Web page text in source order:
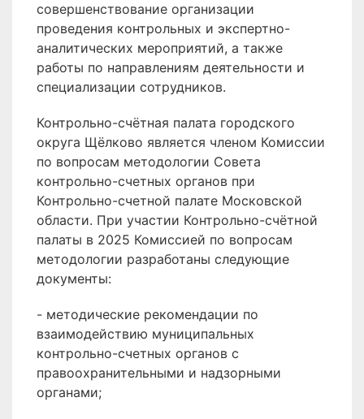
совершенствование организации
проведения контрольных и экспертно-
аналитических мероприятий, а также
работы по направлениям деятельности и
специализации сотрудников.
Контрольно-счётная палата городского
округа Щёлково является членом Комиссии
по вопросам методологии Совета
контрольно-счетных органов при
Контрольно-счетной палате Московской
области. При участии Контрольно-счётной
палаты в 2025 Комиссией по вопросам
методологии разработаны следующие
документы:
- методические рекомендации по
взаимодействию муниципальных
контрольно-счетных органов с
правоохранительными и надзорными
органами;